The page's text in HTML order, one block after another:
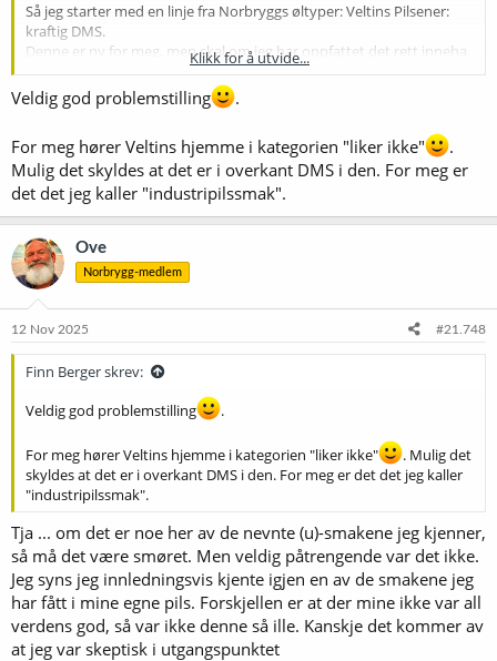
Så jeg starter med en linje fra Norbryggs øltyper: Veltins Pilsener:
kraftig DMS.
Denne er ny for meg, men skal om jeg har oppfattet det rett inneha
smak av smør og kokt mais. Så det blir spennende å finne ut om jeg
har gane til å gjenkjenne dette.
Er det noe annet i denne pilsen som kan være verdt å søke etter?
Klikk for å utvide...
Veldig god problemstilling .
For meg hører Veltins hjemme i kategorien "liker ikke"
.
Mulig det skyldes at det er i overkant DMS i den. For meg er
det det jeg kaller "industripilssmak".
Ove
Norbrygg-medlem
12 Nov 2025 #21.748
Finn Berger skrev:
Veldig god problemstilling
.
For meg hører Veltins hjemme i kategorien "liker ikke"
. Mulig det
skyldes at det er i overkant DMS i den. For meg er det det jeg kaller
"industripilssmak".
Tja ... om det er noe her av de nevnte (u)-smakene jeg kjenner,
så må det være smøret. Men veldig påtrengende var det ikke.
Jeg syns jeg innledningsvis kjente igjen en av de smakene jeg
har fått i mine egne pils. Forskjellen er at der mine ikke var all
verdens god, så var ikke denne så ille. Kanskje det kommer av
at jeg var skeptisk i utgangspunktet